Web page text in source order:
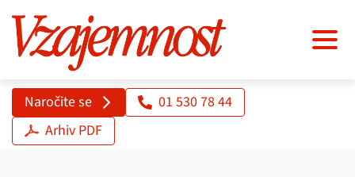
Naročite se
01 530 78 44
Arhiv PDF